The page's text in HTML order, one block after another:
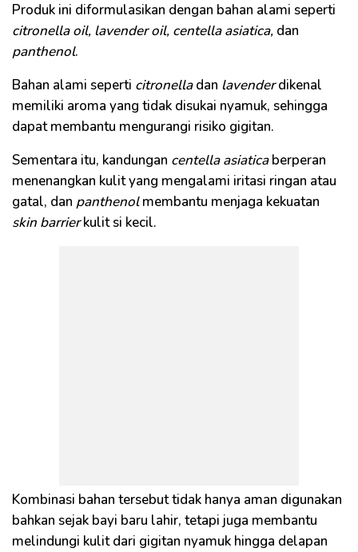
Produk ini diformulasikan dengan bahan alami seperti
citronella oil, lavender oil, centella asiatica, dan
panthenol.
Bahan alami seperti citronelladan lavenderdikenal
memiliki aroma yang tidak disukai nyamuk, sehingga
dapat membantu mengurangi risiko gigitan.
Sementara itu, kandungan centella asiaticaberperan
menenangkan kulit yang mengalami iritasi ringan atau
gatal, dan panthenolmembantu menjaga kekuatan
skin barrierkulit si kecil.
Kombinasi bahan tersebut tidak hanya aman digunakan
bahkan sejak bayi baru lahir, tetapi juga membantu
melindungi kulit dari gigitan nyamuk hingga delapan